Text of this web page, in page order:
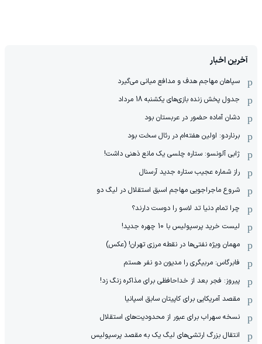
آخرین اخبار
سپاهان مهاجم هدف و مدافع میانی می‌گیرد
جدول پخش زنده بازی‌های یکشنبه 18 مرداد
دشان آماده حضور در عربستان بود
برناردو: اولین هفته‌ام در رئال سخت بود
ژابی آلونسو: ستاره چلسی یک مانع ذهنی داشت!
راز شماره عجیب ستاره جدید آرسنال
شروع ماجراجویی مهاجم اسبق استقلال در لیگ دو
چرا تمام دنیا تد لاسو را دوست دارند؟
لیست خرید پرسپولیس با 10 چهره جدید!
مهمان‌ ویژه نفتی‌ها در نقطه مرزی تهران! (عکس)
فابرگاس: مربیگری را مدیون دو نفر هستم
پیروز: فجر بعد از خداحافظی برای مذاکره زنگ زد!
مقصد آمریکایی برای کاپیتان سابق اسپانیا
نسخه سهراب برای عبور از محدودیت‌های استقلال
انتقال بزرگ ارتشی‌های لیگ یک به مقصد پرسپولیس